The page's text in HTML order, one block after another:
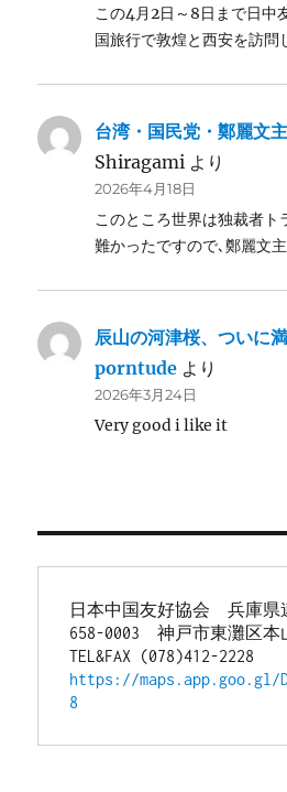
この4月2日～8日まで日中
国旅行で敦煌と西安を訪問
台湾・国民党・鄭麗文
Shiragami より
2026年4月18日
このところ世界は独裁者ト
難かったですので､鄭麗文
辰山の河津桜、ついに
porntude より
2026年3月24日
Very good i like it
日本中国友好協会　兵庫県
658-0003　神戸市東灘区
TEL&FAX (078)412-2228
https://maps.app.goo.gl/
8